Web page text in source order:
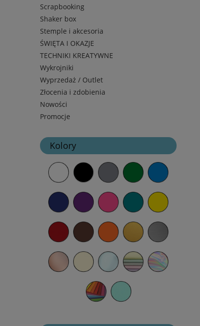
Scrapbooking
Shaker box
Stemple i akcesoria
ŚWIĘTA I OKAZJE
TECHNIKI KREATYWNE
Wykrojniki
Wyprzedaż / Outlet
Złocenia i zdobienia
Nowości
Promocje
Kolory